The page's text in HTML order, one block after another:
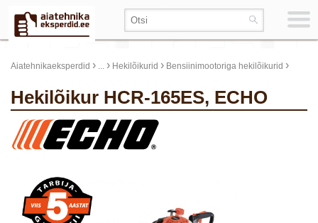
Aiatehnikaeksperdid › ... › Hekilõikurid › Bensiinimootoriga hekilõikurid ›
Hekilõikur HCR-165ES, ECHO